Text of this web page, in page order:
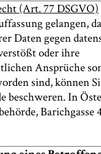
(Art. 77 DSGVO)
gelangen,
Daten gegen
oder ihre
Ansprüche
sind, können
beschweren. In
Barichgasse